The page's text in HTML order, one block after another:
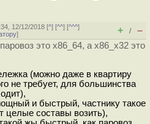
12/12/2018 [^] [^^] [^^^]
] + / –
это x86_64, а x86_x32 это
(можно даже в квартиру
не требует, для большинства
и быстрый, частнику такое
целые составы возить),